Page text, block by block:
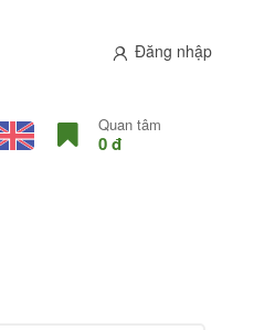
Đăng nhập
Quan tâm
0 đ